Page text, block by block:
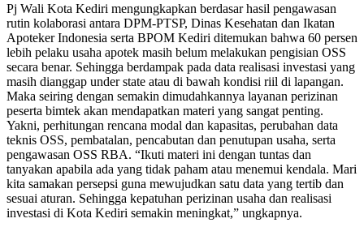
Pj Wali Kota Kediri mengungkapkan berdasar hasil pengawasan
rutin kolaborasi antara DPM-PTSP, Dinas Kesehatan dan Ikatan
Apoteker Indonesia serta BPOM Kediri ditemukan bahwa 60 persen
lebih pelaku usaha apotek masih belum melakukan pengisian OSS
secara benar. Sehingga berdampak pada data realisasi investasi yang
masih dianggap under state atau di bawah kondisi riil di lapangan.
Maka seiring dengan semakin dimudahkannya layanan perizinan
peserta bimtek akan mendapatkan materi yang sangat penting.
Yakni, perhitungan rencana modal dan kapasitas, perubahan data
teknis OSS, pembatalan, pencabutan dan penutupan usaha, serta
pengawasan OSS RBA. “Ikuti materi ini dengan tuntas dan
tanyakan apabila ada yang tidak paham atau menemui kendala. Mari
kita samakan persepsi guna mewujudkan satu data yang tertib dan
sesuai aturan. Sehingga kepatuhan perizinan usaha dan realisasi
investasi di Kota Kediri semakin meningkat,” ungkapnya.